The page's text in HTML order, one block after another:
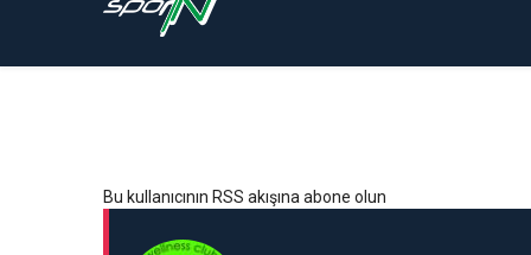
Bu kullanıcının RSS akışına abone olun